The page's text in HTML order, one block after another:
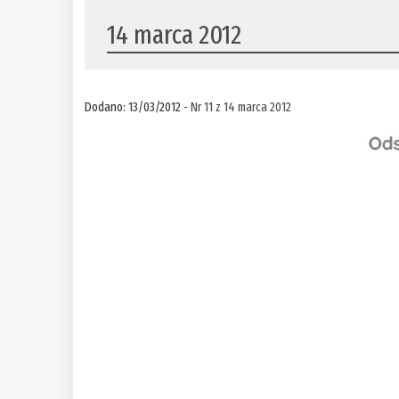
14 marca 2012
Dodano: 13/03/2012 -Nr 11 z 14 marca 2012